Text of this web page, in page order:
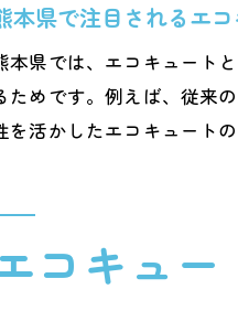
本県で注目されるエ
本県では、エコキュート
ためです。例えば、従来
を活かしたエコキュート
コキュ